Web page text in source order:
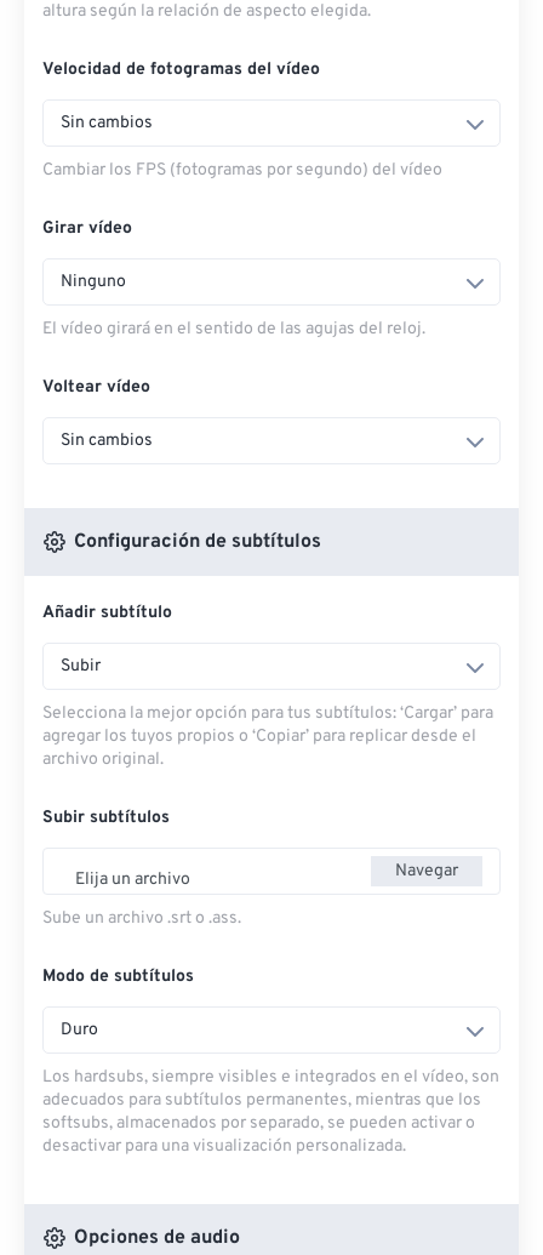
altura según la relación de aspecto elegida.
Velocidad de fotogramas del vídeo
Sin cambios
Cambiar los FPS (fotogramas por segundo) del vídeo
Girar vídeo
Ninguno
El vídeo girará en el sentido de las agujas del reloj.
Voltear vídeo
Sin cambios
Configuración de subtítulos
Añadir subtítulo
Subir
Selecciona la mejor opción para tus subtítulos: ‘Cargar’ para
agregar los tuyos propios o ‘Copiar’ para replicar desde el
archivo original.
Subir subtítulos
Elija un archivo Navegar
Sube un archivo .srt o .ass.
Modo de subtítulos
Duro
Los hardsubs, siempre visibles e integrados en el vídeo, son
adecuados para subtítulos permanentes, mientras que los
softsubs, almacenados por separado, se pueden activar o
desactivar para una visualización personalizada.
Opciones de audio